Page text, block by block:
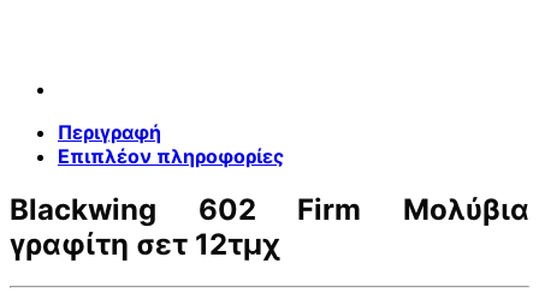
Περιγραφή
Επιπλέον πληροφορίες
Blackwing 602 Firm Μολύβια
γραφίτη σετ 12τμχ